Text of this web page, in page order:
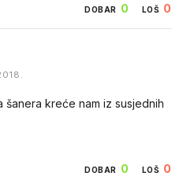
DOBAR 0 LOŠ 0
kreće nam iz susjednih
DOBAR 0 LOŠ 0